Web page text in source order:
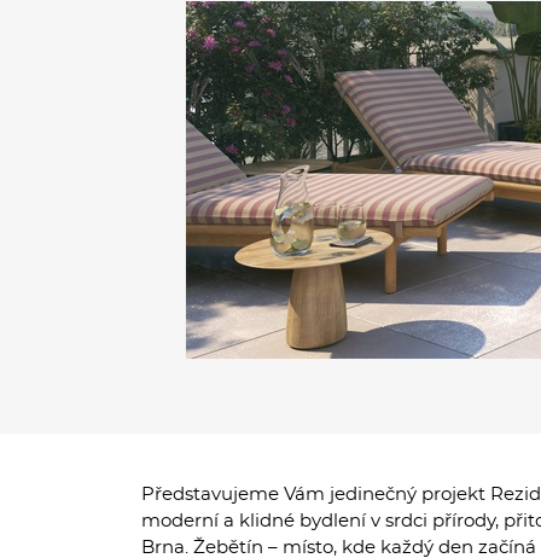
Představujeme Vám jedinečný projekt
moderní a klidné bydlení v srdci přírody,
Brna. Žebětín – místo, kde každý den